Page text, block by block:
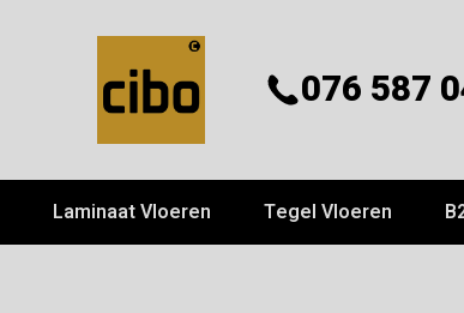
076 587
Laminaat Vloeren Tegel Vloeren